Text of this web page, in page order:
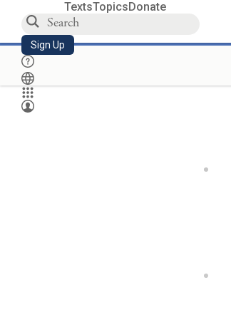
TextsTopicsDonate
Sign Up